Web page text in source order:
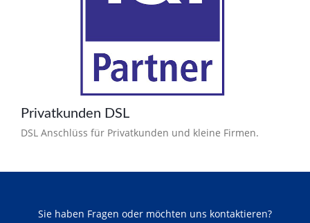
Privatkunden DSL
DSL Anschlüss für Privatkunden und kleine Firmen.
Sie haben Fragen oder möchten uns kontaktieren?